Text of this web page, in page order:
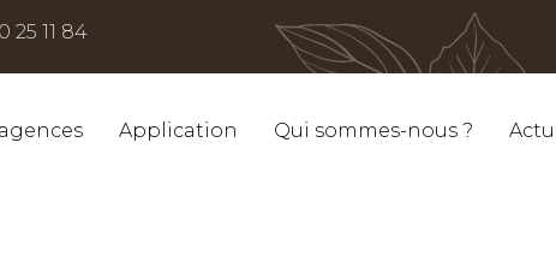
25 11 84
Application Qui sommes-nous ?